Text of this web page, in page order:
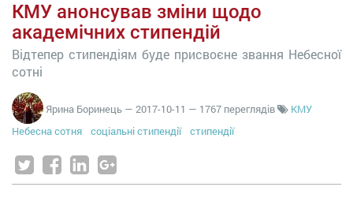
КМУ анонсував зміни щодо
академічних стипендій
Відтепер стипендіям буде присвоєне звання Небесної
сотні
Ярина Боринець — 2017-10-11 — 1767 переглядів
КМУ
Небесна сотня
соціальні стипендії стипендії